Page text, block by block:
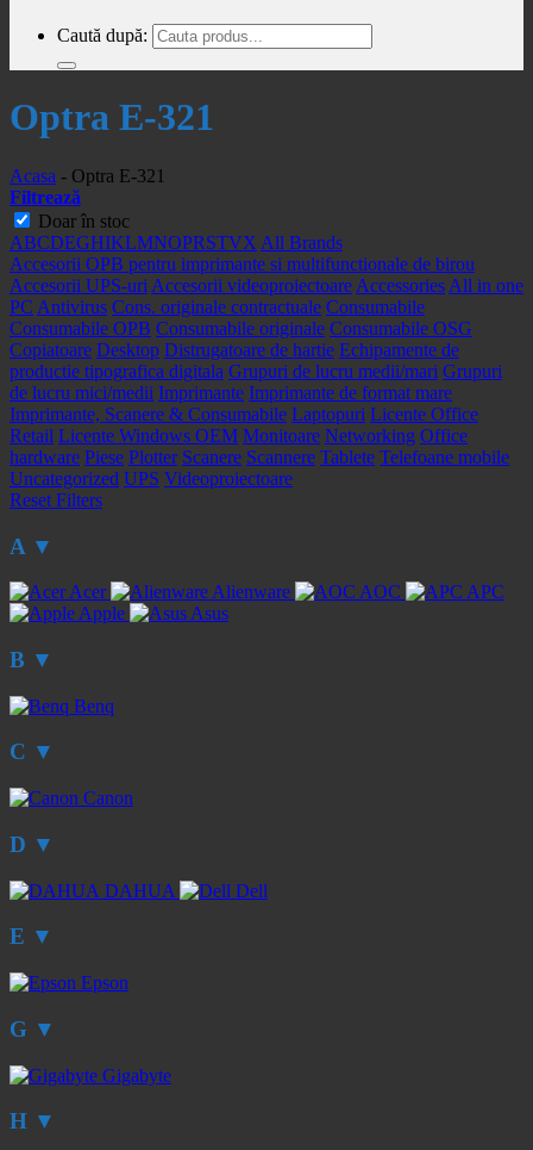
Caută după:
Optra E-321
Acasa - Optra E-321
Filtrează
Doar în stoc
ABCDEGHIKLMNOPRSTVX All Brands
Accesorii OPB pentru imprimante si multifunctionale de birou
Accesorii UPS-uri Accesorii videoproiectoare Accessories All in one
PC Antivirus Cons. originale contractuale Consumabile
Consumabile OPB Consumabile originale Consumabile OSG
Copiatoare Desktop Distrugatoare de hartie Echipamente de
productie tipografica digitala Grupuri de lucru medii/mari Grupuri
de lucru mici/medii Imprimante Imprimante de format mare
Imprimante, Scanere & Consumabile Laptopuri Licente Office
Retail Licente Windows OEM Monitoare Networking Office
hardware Piese Plotter Scanere Scannere Tablete Telefoane mobile
Uncategorized UPS Videoproiectoare
Reset Filters
A ▼
Acer Alienware AOC
APC
Apple
Asus
B ▼
Benq
C ▼
Canon
D ▼
DAHUA Dell
E ▼
Epson
G ▼
Gigabyte
H ▼